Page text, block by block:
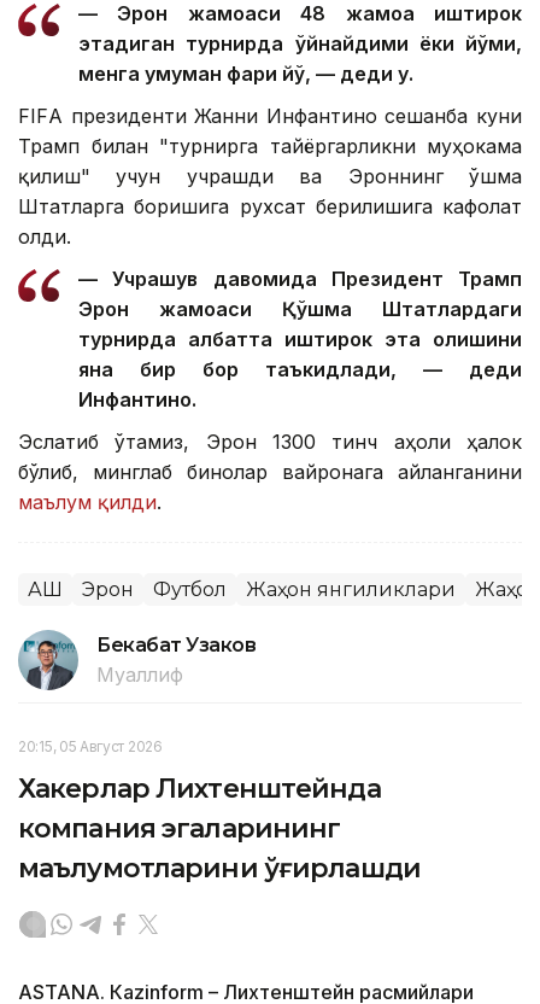
— Эрон жамоаси 48 жамоа иштирок
этадиган турнирда ўйнайдими ёки йўқми,
менга умуман фарқи йўқ, — деди у.
FIFА президенти Жанни Инфантино сешанба куни
Трамп билан "турнирга тайёргарликни муҳокама
қилиш" учун учрашди ва Эроннинг Қўшма
Штатларга боришига рухсат берилишига кафолат
олди.
— Учрашув давомида Президент Трамп
Эрон жамоаси Қўшма Штатлардаги
турнирда албатта иштирок эта олишини
яна бир бор таъкидлади, — деди
Инфантино.
Эслатиб ўтамиз, Эрон 1300 тинч аҳоли ҳалок
бўлиб, минглаб бинолар вайронага айланганини
маълум қилди.
АҚШ Эрон Футбол Жаҳон янгиликлари
Бекабат Узаков
Муаллиф
20:15, 05 Август 2026
Хакерлар Лихтенштейнда
компания эгаларининг
маълумотларини ўғирлашди
ASTANА. Кazinform – Лихтенштейн расмийлари